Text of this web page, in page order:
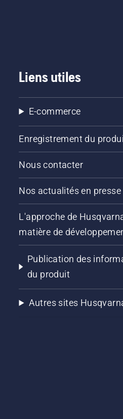
Liens utiles
E-commerce
Enregistrement du
Nous contacter
Nos actualités en presse
L'approche de
matière de
Publication des
du produit
Autres sites